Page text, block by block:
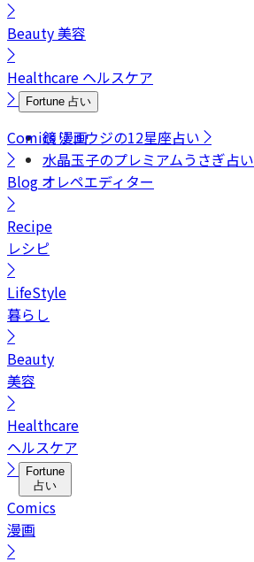
Beauty美容
Healthcare ヘルスケア
Fortune 占い
鏡リュウジの12星座占い
水晶玉子のプレミアムうさぎ占い
Comics漫画
Blog オレペエディター
Recipe
レシピ
LifeStyle
暮らし
Beauty
美容
Healthcare
ヘルスケア
Fortune
占い
Comics
漫画